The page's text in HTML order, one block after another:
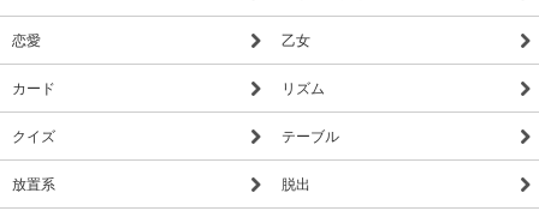
恋愛 乙女
カード リズム
クイズ テーブル
放置系 脱出